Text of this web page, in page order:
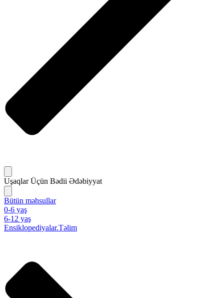
Uşaqlar Üçün Bədii Ədəbiyyat
Bütün məhsullar
0-6 yaş
6-12 yaş
Ensiklopediyalar.Təlim